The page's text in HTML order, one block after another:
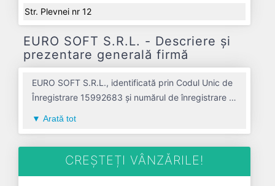
Str. Plevnei nr 12
EURO SOFT S.R.L. - Descriere și
prezentare generală firmă
EURO SOFT S.R.L., identificată prin Codul Unic de
Înregistrare 15992683 și numărul de înregistrare la
social poziționat în zona de Centru a țării, în judetul
ALBA, compania aduce o contribuție semnificativă
Arată tot
CREȘTEȚI VÂNZĂRILE!